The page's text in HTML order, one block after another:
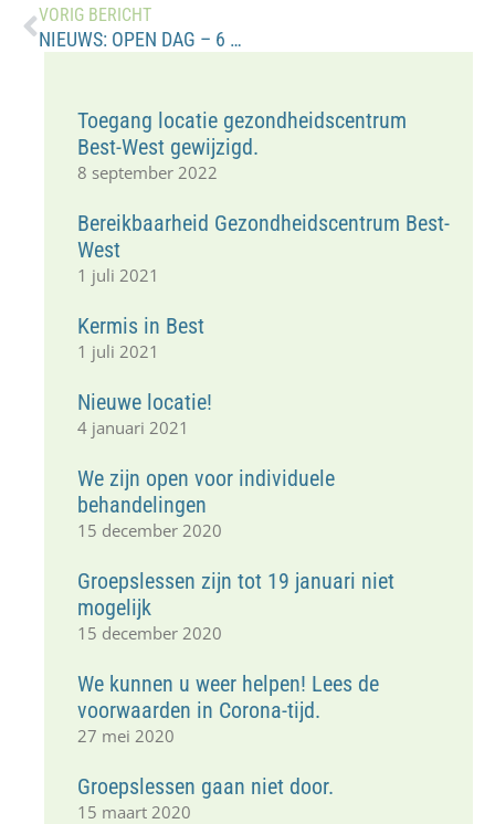
VORIG BERICHT
NIEUWS: OPEN DAG – 6 OKTOBER.
Toegang locatie gezondheidscentrum
Best-West gewijzigd.
8 september 2022
Bereikbaarheid Gezondheidscentrum Best-
West
1 juli 2021
Kermis in Best
1 juli 2021
Nieuwe locatie!
4 januari 2021
We zijn open voor individuele
behandelingen
15 december 2020
Groepslessen zijn tot 19 januari niet
mogelijk
15 december 2020
We kunnen u weer helpen! Lees de
voorwaarden in Corona-tijd.
27 mei 2020
Groepslessen gaan niet door.
15 maart 2020